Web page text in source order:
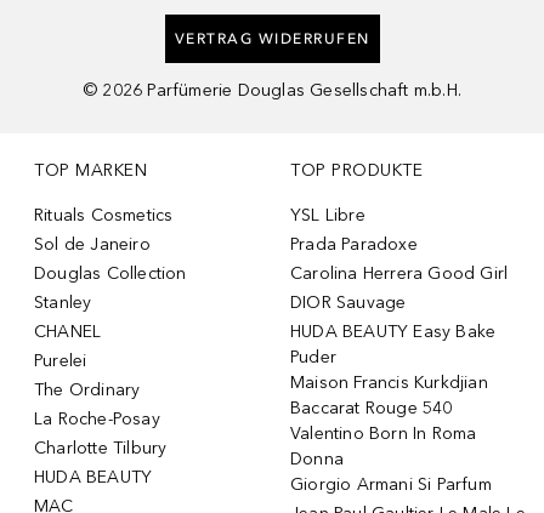
VERTRAG WIDERRUFEN
© 2026 Parfümerie Douglas Gesellschaft m.b.H.
TOP MARKEN
Rituals Cosmetics
Sol de Janeiro
Douglas Collection
Stanley
CHANEL
Purelei
The Ordinary
La Roche-Posay
Charlotte Tilbury
HUDA BEAUTY
MAC
TOP PRODUKTE
YSL Libre
Prada Paradoxe
Carolina Herrera Good Girl
DIOR Sauvage
HUDA BEAUTY Easy Bake
Puder
Maison Francis Kurkdjian
Baccarat Rouge 540
Valentino Born In Roma
Donna
Giorgio Armani Si Parfum